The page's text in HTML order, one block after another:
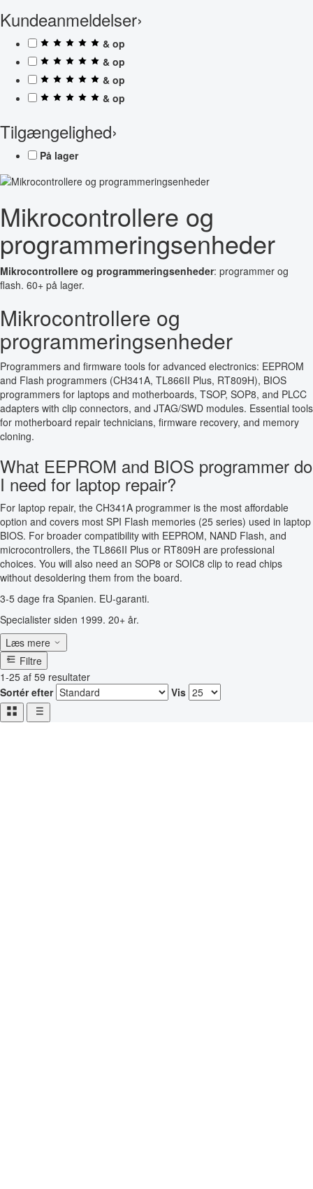
Kundeanmeldelser›
& op
& op
& op
& op
Tilgængelighed›
På lager
Mikrocontrollere og
programmeringsenheder
Mikrocontrollere og programmeringsenheder: programmer og
flash. 60+ på lager.
Mikrocontrollere og
programmeringsenheder
Programmers and firmware tools for advanced electronics: EEPROM
and Flash programmers (CH341A, TL866II Plus, RT809H), BIOS
programmers for laptops and motherboards, TSOP, SOP8, and PLCC
adapters with clip connectors, and JTAG/SWD modules. Essential tools
for motherboard repair technicians, firmware recovery, and memory
cloning.
What EEPROM and BIOS programmer do
I need for laptop repair?
For laptop repair, the CH341A programmer is the most affordable
option and covers most SPI Flash memories (25 series) used in laptop
BIOS. For broader compatibility with EEPROM, NAND Flash, and
microcontrollers, the TL866II Plus or RT809H are professional
choices. You will also need an SOP8 or SOIC8 clip to read chips
without desoldering them from the board.
3-5 dage fra Spanien. EU-garanti.
Specialister siden 1999. 20+ år.
Læs mere
Filtre
1-25 af 59 resultater
Sortér efter
Vis